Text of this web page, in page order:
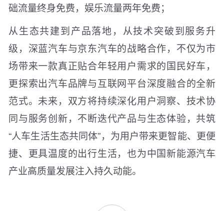
础流量终身免费，娱乐流量两年免费；
从生态共建到产品落地，从技术突破到服务升
级，深蓝汽车与京东汽车的战略合作，不仅为市
场带来一款真正贴合年轻用户需求的国民好车，
更探索出汽车品牌与互联网平台深度融合的全新
范式。未来，双方将持续深化用户洞察、技术协
同与服务创新，不断迭代产品与生态体验，共筑
“人车生活生态共同体”，为用户带来更智能、更便
捷、更具温度的出行生活，也为中国新能源汽车
产业高质量发展注入持久动能。